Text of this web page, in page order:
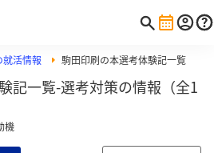
活情報 駒田印刷の本選考体験記一覧
記一覧-選考対策の情報（全1
機